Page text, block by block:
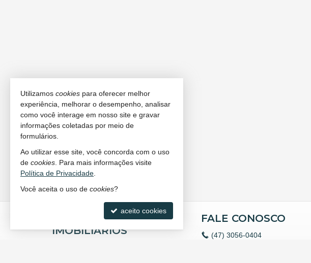
AP NEGÓCIOS
IMOBILIÁRIOS
FALE CONOSCO
(47) 3056-0404
Utilizamos cookies para oferecer melhor
experiência, melhorar o desempenho, analisar
como você interage em nosso site e gravar
informações coletadas por meio de
formulários.
Ao utilizar esse site, você concorda com o uso
de cookies . Para mais informações visite
Política de Privacidade
Você aceita o uso de cookies?
aceito cookies